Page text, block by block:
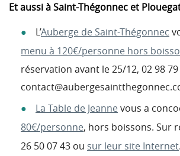
Et aussi à Saint-Thégonnec et
L’Auberge de Saint-Thégonnec
menu à 120€/personne hors
réservation avant le 25/12, 02 98
La Table de Jeannevous a
80€/personne, hors boissons. Sur
26 50 07 43 ou sur leur site Internet.